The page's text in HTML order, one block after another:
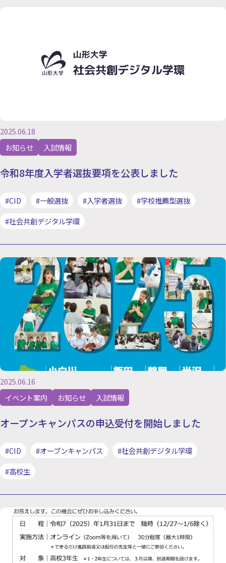
2025.06.18
お知らせ
入試情報
令和8年度入学者選抜要項を公表しました
#CID #一般選抜 #入学者選抜
#学校推薦型選抜
#社会共創デジタル学環
2025.06.16
イベント案内
お知らせ 入試情報
オープンキャンパスの申込受付を開始しました
#CID #オープンキャンパス
#社会共創デジタル学環
#高校生